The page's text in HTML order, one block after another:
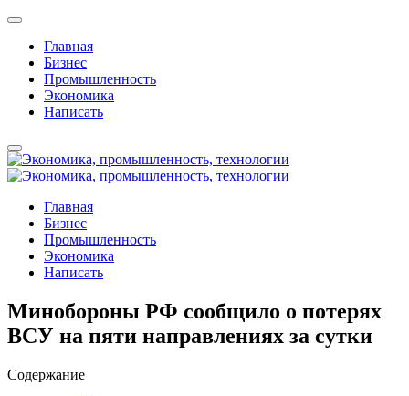
Главная
Бизнес
Промышленность
Экономика
Написать
Главная
Бизнес
Промышленность
Экономика
Написать
Минобороны РФ сообщило о потерях
ВСУ на пяти направлениях за сутки
Содержание